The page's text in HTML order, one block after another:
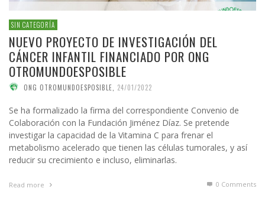
SIN CATEGORÍA
NUEVO PROYECTO DE INVESTIGACIÓN DEL
CÁNCER INFANTIL FINANCIADO POR ONG
OTROMUNDOESPOSIBLE
ONG OTROMUNDOESPOSIBLE 24/01/2022
Se ha formalizado la firma del correspondiente Convenio de
Colaboración con la Fundación Jiménez Díaz. Se pretende
investigar la capacidad de la Vitamina C para frenar el
metabolismo acelerado que tienen las células tumorales, y así
reducir su crecimiento e incluso, eliminarlas.
Read more 0 Comments